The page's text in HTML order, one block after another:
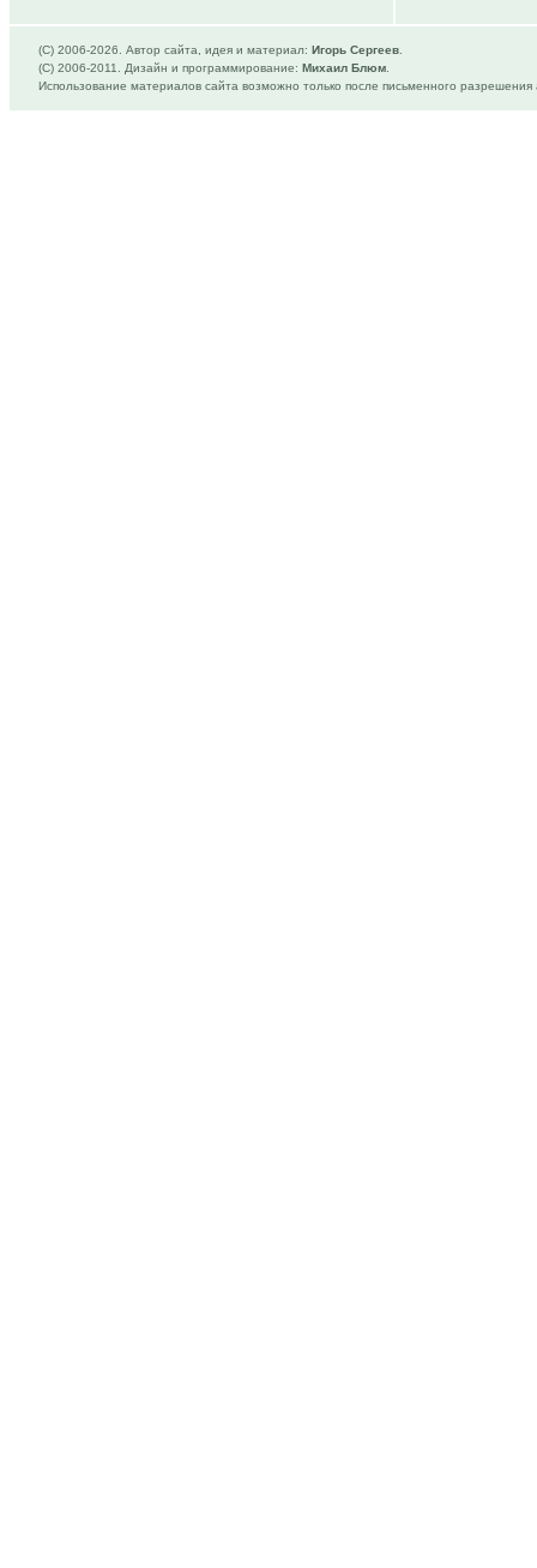
(C) 2006-2026. Автор сайта, идея и материал: Игорь Сергеев
(C) 2006-2011. Дизайн и программирование: Михаил Блюм
Использование материалов сайта возможно только после письменного разрешения